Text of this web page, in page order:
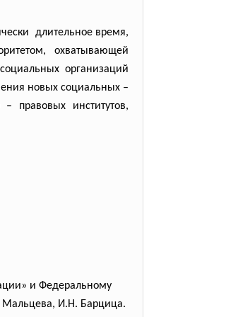
длительное время,
охватывающей
организаций
новых социальных –
правовых институтов,
и Федеральному
Мальцева, И.Н. Барцица.